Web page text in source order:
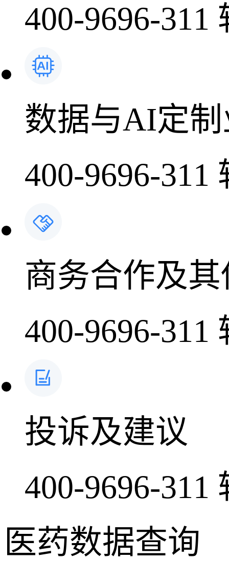
400-9696-311
数据与AI定
400-9696-311
商务合作及
400-9696-311
投诉及建议
400-9696-311
医药数据查询